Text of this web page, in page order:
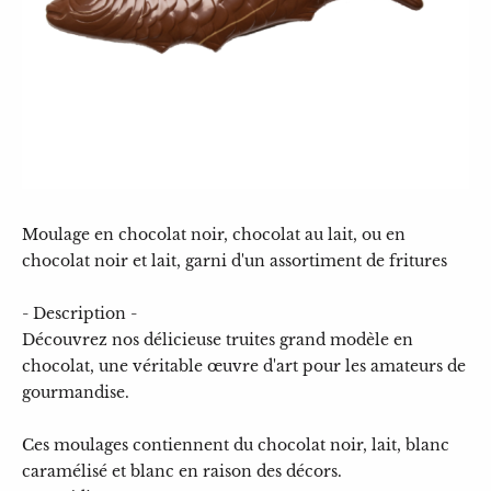
Moulage en chocolat noir, chocolat au lait, ou en
chocolat noir et lait, garni d'un assortiment de fritures
- Description -
Découvrez nos délicieuse truites grand modèle en
chocolat, une véritable œuvre d'art pour les amateurs de
gourmandise.
Ces moulages contiennent du chocolat noir, lait, blanc
caramélisé et blanc en raison des décors.